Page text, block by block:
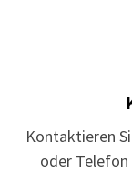
Kontaktieren
oder Telefon